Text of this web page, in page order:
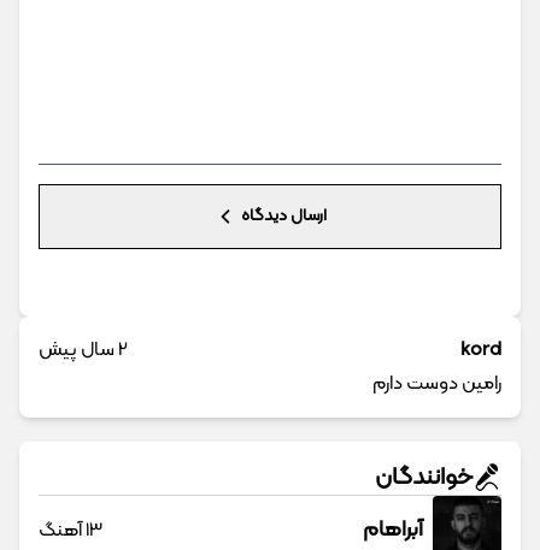
ارسال دیدگاه
kord
2 سال پیش
رامین دوست دارم
خوانندگان
آبراهام 13 آهنگ